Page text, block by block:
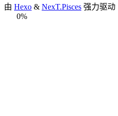
由 Hexo & NexT.Pisces 强力驱动
0%